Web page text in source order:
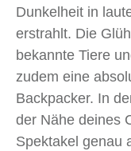
Dunkelheit in
erstrahlt. Die
bekannte Tiere
zudem eine
Backpacker. In
der Nähe deines
Spektakel genau